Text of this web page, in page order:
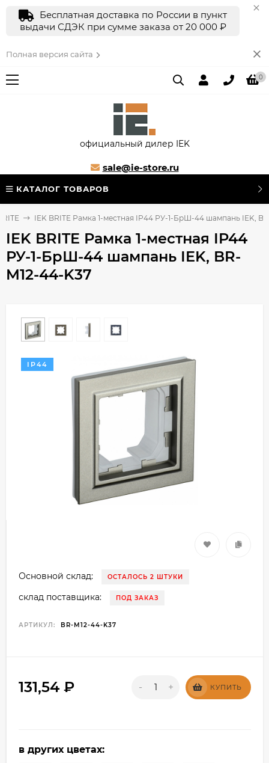
Бесплатная доставка по России в пункт
выдачи СДЭК при сумме заказа от 20 000 ₽
Полная версия сайта
0
официальный дилер IEK
sale@ie-store.ru
КАТАЛОГ ТОВАРОВ
IEK BRITE Рамка 1-местная IP44 РУ-1-БрШ-44 шампань IEK,
IEK BRITE Рамка 1-местная IP44
РУ-1-БрШ-44 шампань IEK, BR-
M12-44-K37
IP44
Основной склад: ОСТАЛОСЬ 2 ШТУКИ
склад поставщика: ПОД ЗАКАЗ
АРТИКУЛ: BR-M12-44-K37
131,54 ₽ - + КУПИТЬ
в других цветах: